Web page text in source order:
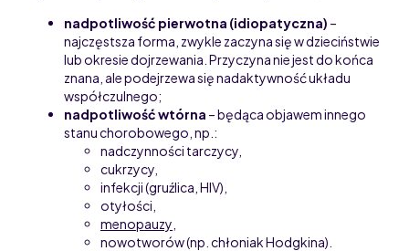
nadpotliwość pierwotna (idiopatyczna) –
najczęstsza forma, zwykle zaczyna się w dzieciństwie
lub okresie dojrzewania. Przyczyna nie jest do końca
znana, ale podejrzewa się nadaktywność układu
współczulnego;
nadpotliwość wtórna – będąca objawem innego
stanu chorobowego, np.:
nadczynności tarczycy,
cukrzycy,
infekcji (gruźlica, HIV),
otyłości,
menopauzy
nowotworów (np. chłoniak Hodgkina).